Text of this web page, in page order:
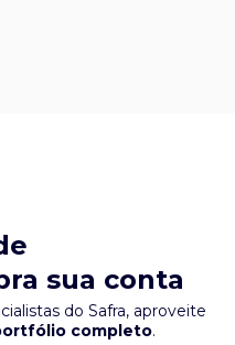
sua conta
do Safra, aproveite
completo.